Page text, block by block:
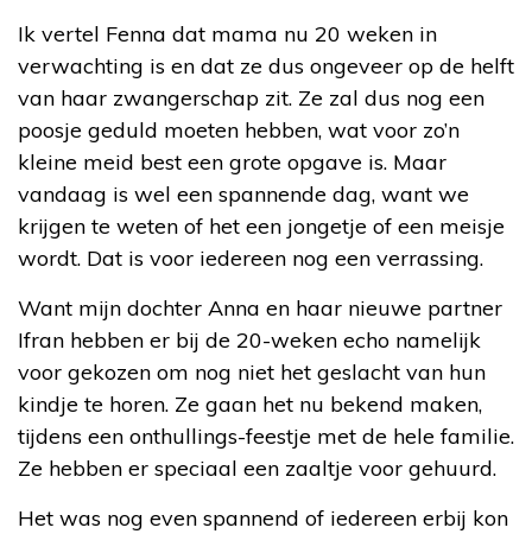
Ik vertel Fenna dat mama nu 20 weken in
verwachting is en dat ze dus ongeveer op de helft
van haar zwangerschap zit. Ze zal dus nog een
poosje geduld moeten hebben, wat voor zo’n
kleine meid best een grote opgave is. Maar
vandaag is wel een spannende dag, want we
krijgen te weten of het een jongetje of een meisje
wordt. Dat is voor iedereen nog een verrassing.
Want mijn dochter Anna en haar nieuwe partner
Ifran hebben er bij de 20-weken echo namelijk
voor gekozen om nog niet het geslacht van hun
kindje te horen. Ze gaan het nu bekend maken,
tijdens een onthullings-feestje met de hele familie.
Ze hebben er speciaal een zaaltje voor gehuurd.
Het was nog even spannend of iedereen erbij kon